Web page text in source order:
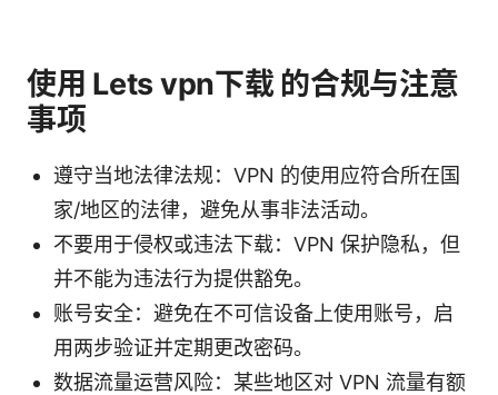
使用 Lets vpn下载 的合规与注意
事项
遵守当地法律法规：VPN 的使用应符合所在国
家/地区的法律，避免从事非法活动。
不要用于侵权或违法下载：VPN 保护隐私，但
并不能为违法行为提供豁免。
账号安全：避免在不可信设备上使用账号，启
用两步验证并定期更改密码。
数据流量运营风险：某些地区对 VPN 流量有额